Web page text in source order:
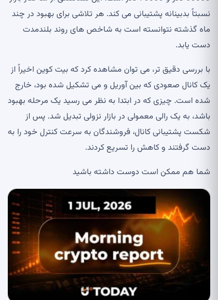
نسبتاً بدبینانه پشتیبانی می کند. هر تلاشی برای بهبود در چند
ماه گذشته نتوانسته است به شاخص های روند بلندمدت
دست یابد.
با بررسی دقیق تر، می توان مشاهده کرد که بیت کوین اخیراً از
یک کانال صعودی که بین آوریل و می تشکیل شده بود، خارج
شده است. چیزی که در ابتدا به نظر می رسید یک مرحله بهبود
باشد، به یک رالی معمولی در بازار نزولی تبدیل شد. پس از
شکست پشتیبانی کانال، فروشندگان به سرعت کنترل خود را به
دست گرفتند و کاهش را تسریع کردند.
شما هم ممکن است دوست داشته باشید